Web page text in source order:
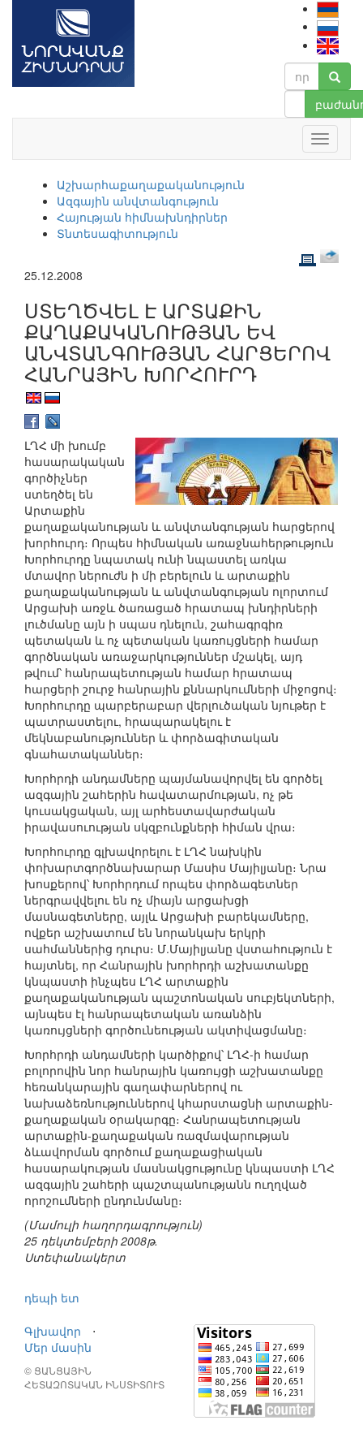
Աշխարհաքաղաքականություն
Ազգային անվտանգություն
Հայության հիմնախնդիրներ
Տնտեսագիտություն
25.12.2008
ՍՏԵՂԾՎԵԼ Է ԱՐՏԱՔԻՆ
ՔԱՂԱՔԱԿԱՆՈՒԹՅԱՆ ԵՎ
ԱՆՎՏԱՆԳՈՒԹՅԱՆ ՀԱՐՑԵՐՈՎ
ՀԱՆՐԱՅԻՆ ԽՈՐՀՈՒՐԴ
ԼՂՀ մի խումբ
հասարակական
գործիչներ
ստեղծել են
Արտաքին
քաղաքականության և անվտանգության հարցերով
խորհուրդ։ Որպես հիմնական առաջնահերթություն
Խորհուրդը նպատակ ունի նպաստել առկա
մտավոր ներուժն ի մի բերելուն և արտաքին
քաղաքականության և անվտանգության ոլորտում
Արցախի առջև ծառացած հրատապ խնդիրների
լուծմանը այն ի սպաս դնելուն, շահագրգիռ
պետական և ոչ պետական կառույցների համար
գործնական առաջարկություններ մշակել, այդ
թվում՝ հանրապետության համար հրատապ
հարցերի շուրջ հանրային քննարկումների միջոցով։
Խորհուրդը պարբերաբար վերլուծական նյութեր է
պատրաստելու, հրապարակելու է
մեկնաբանություններ և փորձագիտական
գնահատականներ։
Խորհրդի անդամները պայմանավորվել են գործել
ազգային շահերին հավատարմության, ոչ թե
կուսակցական, այլ արհեստավարժական
իրավասուության սկզբունքների հիման վրա։
Խորհուրդը գլխավորելու է ԼՂՀ նախկին
փոխարտգործնախարար Մասիս Մայիլյանը։ Նրա
խոսքերով՝ Խորհրդում որպես փորձագետներ
ներգրավվելու են ոչ միայն արցախցի
մասնագետները, այլև Արցախի բարեկամները,
ովքեր աշխատում են նորանկախ երկրի
սահմաններից դուրս։ Մ.Մայիլյանը վստահություն է
հայտնել, որ Հանրային խորհրդի աշխատանքը
կնպաստի ինչպես ԼՂՀ արտաքին
քաղաքականության պաշտոնական սուբյեկտների,
այնպես էլ հանրապետական առանձին
կառույցների գործունեության ակտիվացմանը։
Խորհրդի անդամների կարծիքով՝ ԼՂՀ-ի համար
բոլորովին նոր հանրային կառույցի աշխատանքը
հեռանկարային գաղափարներով ու
նախաձեռնություններով կհարստացնի արտաքին-
քաղաքական օրակարգը։ Հանրապետության
արտաքին-քաղաքական ռազմավարության
ձևավորման գործում քաղաքացիական
հասարակության մասնակցությունը կնպաստի ԼՂՀ
ազգային շահերի պաշտպանությանն ուղղված
որոշումների ընդունմանը։
(Մամուլի հաղորդագրություն)
25 դեկտեմբերի 2008թ.
Ստեփանակերտ
դեպի ետ
Գլխավոր
⋅
Մեր մասին
© ՑԱՆՑԱՅԻՆ
ՀԵՏԱԶՈՏԱԿԱՆ ԻՆՍՏԻՏՈՒՏ